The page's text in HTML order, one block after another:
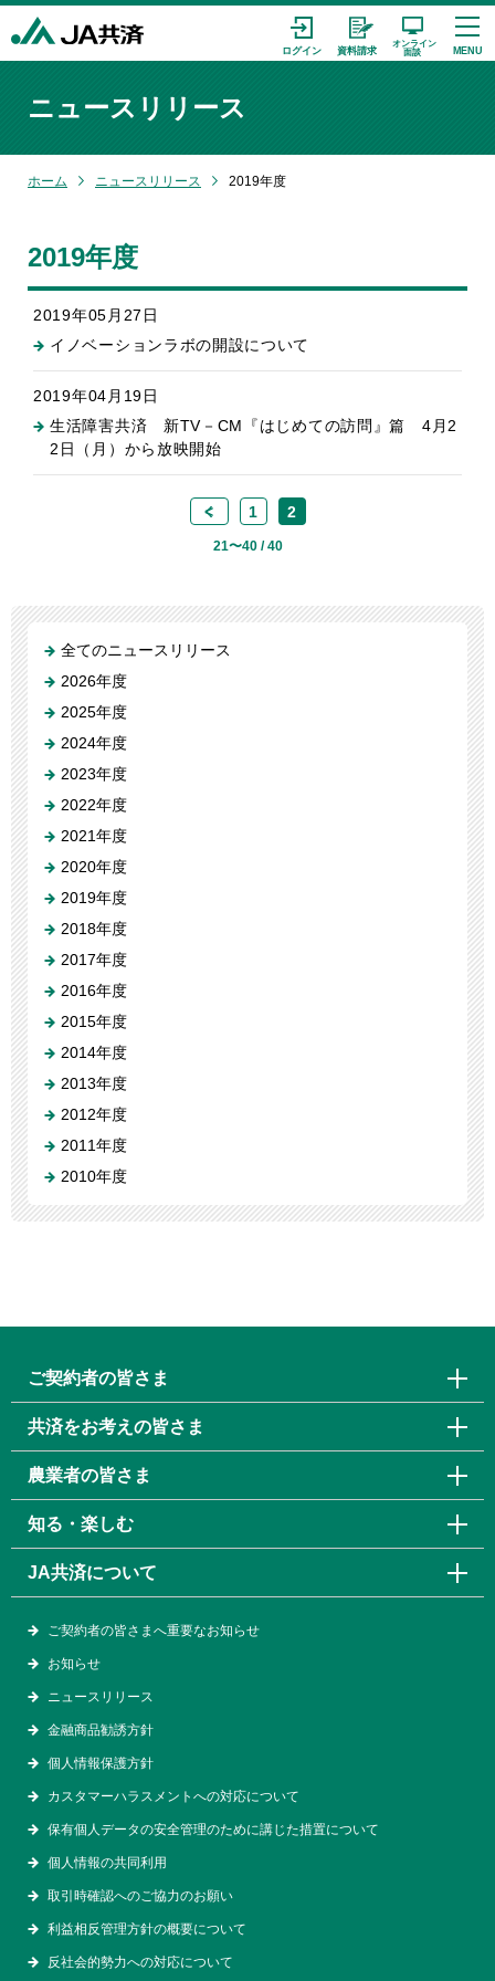
ニュースリリース
ホーム ニュースリリース 2019年度
2019年度
2019年05月27日
イノベーションラボの開設について
2019年04月19日
生活障害共済 新TV－CM『はじめての訪問』篇 4月2
2日（月）から放映開始
< 1 2
21〜40 / 40
全てのニュースリリース
2026年度
2025年度
2024年度
2023年度
2022年度
2021年度
2020年度
2019年度
2018年度
2017年度
2016年度
2015年度
2014年度
2013年度
2012年度
2011年度
2010年度
ご契約者の皆さま
共済をお考えの皆さま
農業者の皆さま
知る・楽しむ
JA共済について
ご契約者の皆さまへ重要なお知らせ
お知らせ
ニュースリリース
金融商品勧誘方針
個人情報保護方針
カスタマーハラスメントへの対応について
保有個人データの安全管理のために講じた措置について
個人情報の共同利用
取引時確認へのご協力のお願い
利益相反管理方針の概要について
反社会的勢力への対応について